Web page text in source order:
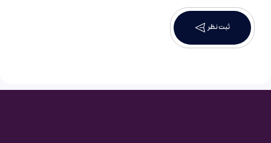
ثبت نظر